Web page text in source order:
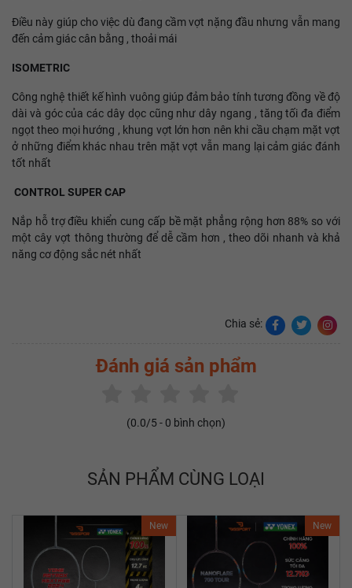
Điều này giúp cho việc dù đang cầm vợt nặng đầu nhưng vẫn mang
đến cảm giác cân bằng , thoải mái
ISOMETRIC
Công nghệ thiết kế hình vuông giúp đảm bảo tính tương đồng về độ
dài và góc của các dây dọc cũng như dây ngang , tăng tối đa điểm
ngọt theo mọi hướng , khung vợt lớn hơn nên khi cầu chạm mặt vợt
ở những điểm khác nhau trên mặt vợt vẫn mang lại cảm giác đánh
tốt nhất
CONTROL SUPER CAP
Nắp hỗ trợ điều khiển cung cấp bề mặt phẳng rộng hơn 88% so với
một cây vợt thông thường để dễ cầm hơn , theo dõi nhanh và khả
năng cơ động sắc nét nhất
Chia sẻ:
Đánh giá sản phẩm
(0.0/5 - 0 bình chọn)
SẢN PHẨM CÙNG LOẠI
New New